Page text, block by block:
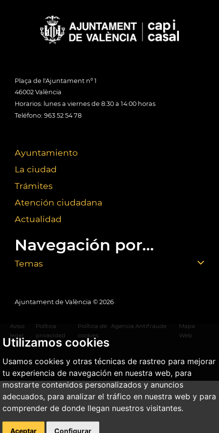
Utilizamos cookies
Usamos cookies y otras técnicas de rastreo para mejorar
tu experiencia de navegación en nuestra web, para
mostrarte contenidos personalizados y anuncios
adecuados, para analizar el tráfico en nuestra web y para
comprender de donde llegan nuestros visitantes.
Aceptar Configurar
Plaça de l'Ajuntament nº 1
46002 València
Horarios: lunes a viernes de 8:30 a 14:00 horas
Teléfono: 963 52 54 78
Ayuntamiento
La ciudad
Trámites
Atención ciudadana
Actualidad
Navegación por...
Temas
Ajuntament de València © 2026
Aviso
legal
Política
privacidad
Política de
cookies
Agencia Antifraude
Mapa
Web